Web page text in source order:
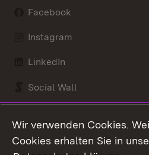
Facebook
Instagram
LinkedIn
Social Wall
Wir verwenden Cookies.
Cookies erhalten Sie in